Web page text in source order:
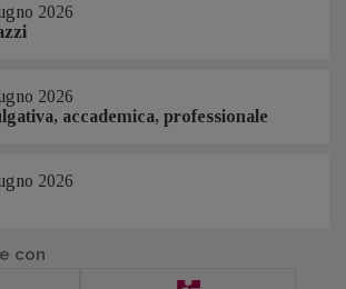
2026
2026
accademica, professionale
2026
con